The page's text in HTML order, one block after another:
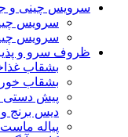
سرویس چینی و
سرویس چینی 12
سرویس چینی 6
ظروف سرو و
بشقاب
بشقاب
پیش دستی
دیس برنج
پیاله